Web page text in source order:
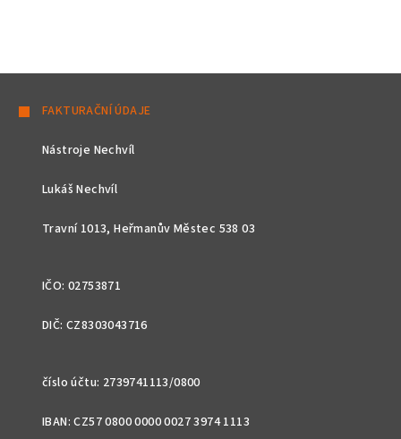
FAKTURAČNÍ ÚDAJE
Nástroje Nechvíl
Lukáš Nechvíl
Travní 1013, Heřmanův Městec 538 03
IČO: 02753871
DIČ: CZ8303043716
číslo účtu: 2739741113/0800
IBAN: CZ57 0800 0000 0027 3974 1113